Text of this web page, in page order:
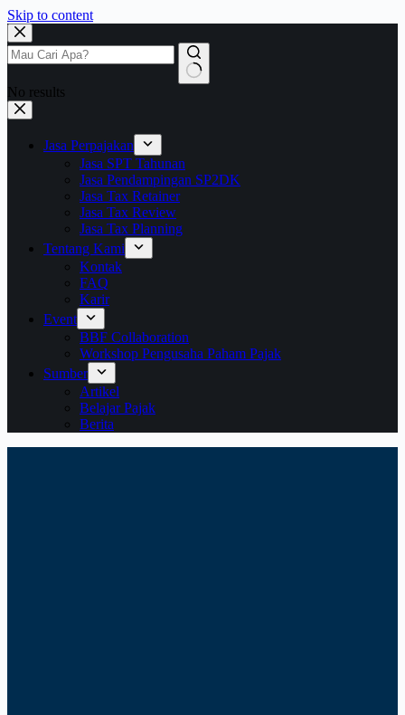
Skip to content
No results
Jasa Perpajakan
Jasa SPT Tahunan
Jasa Pendampingan SP2DK
Jasa Tax Retainer
Jasa Tax Review
Jasa Tax Planning
Tentang Kami
Kontak
FAQ
Karir
Event
BBF Collaboration
Workshop Pengusaha Paham Pajak
Sumber
Artikel
Belajar Pajak
Berita